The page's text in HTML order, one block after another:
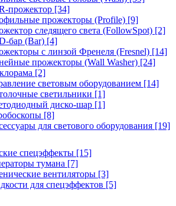
прожектор [34]
прожекторы (Profile) [9]
следящего света (FollowSpot) [2]
бар (Bar) [4]
с линзой Френеля (Fresnel) [14]
прожекторы (Wall Washer) [24]
[2]
световым оборудованием [14]
светильники [1]
диско-шар [1]
[8]
для светового оборудования [19]
спецэффекты [15]
тумана [7]
вентиляторы [3]
для спецэффектов [5]